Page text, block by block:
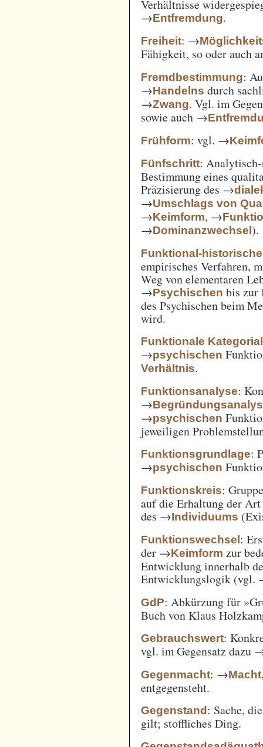
Verhältnisse
→Entfremdung.
Freiheit: →
Fähigkeit, so oder auch
Fremdbestimmung:
→Handelns durch
→Zwang. Vgl. im
sowie auch →
Frühform: vgl. →
Fünfschritt:
Bestimmung eines
Präzisierung des →
→Umschlags von
→Keimform, →
→Dominanzwechsel).
Funktional-
empirisches Verfahren,
Weg von elementaren
→Psychischen bis zur
des Psychischen beim
wird.
Funktionale
→psychischen
Verhältnis.
Funktionsanalyse:
→
→psychischen
jeweiligen
Funktionsgrundlage:
→psychischen
Funktionskreis:
auf die Erhaltung der
des →Individuums
Funktionswechsel:
der →Keimform zur
Entwicklung innerhalb
Entwicklungslogik
GdP: Abkürzung für
Buch von Klaus
Gebrauchswert:
vgl. im Gegensatz dazu
Gegenmacht: →Macht
entgegensteht.
Gegenstand: Sache,
gilt; stoffliches Ding.